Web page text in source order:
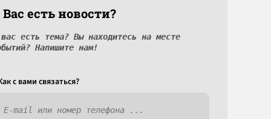
есть новости?
есть тема? Вы находитесь на месте
Напишите нам!
c вами связаться?